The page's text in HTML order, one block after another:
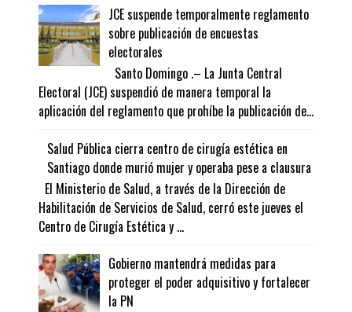
JCE suspende temporalmente reglamento
sobre publicación de encuestas
electorales
Santo Domingo .– La Junta Central
Electoral (JCE) suspendió de manera temporal la
aplicación del reglamento que prohíbe la publicación de...
Salud Pública cierra centro de cirugía estética en
Santiago donde murió mujer y operaba pese a clausura
El Ministerio de Salud, a través de la Dirección de
Habilitación de Servicios de Salud, cerró este jueves el
Centro de Cirugía Estética y ...
Gobierno mantendrá medidas para
proteger el poder adquisitivo y fortalecer
la PN